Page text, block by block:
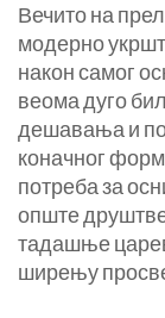
Вечито на
модерно
након самог
веома дуго
дешавања и
коначног
потреба за
опште
тадашње
ширењу